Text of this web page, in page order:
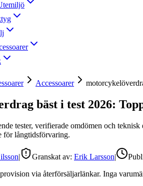
Accessoarer
bäst i test 2026:
tester, verifierade omdömen och
för långtidsförvaring.
| Granskat av: Erik Larsson|
via återförsäljarlänkar. Inga